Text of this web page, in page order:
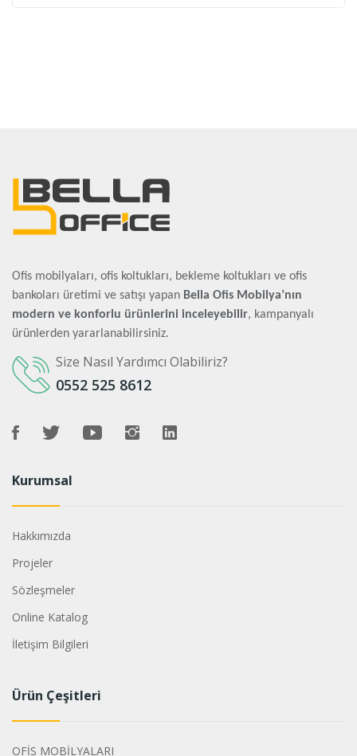
Ofis mobilyaları, ofis koltukları, bekleme koltukları ve ofis
bankoları üretimi ve satışı yapan Bella Ofis Mobilya’nın
modern ve konforlu ürünlerini inceleyebilir, kampanyalı
ürünlerden yararlanabilirsiniz.
Size Nasıl Yardımcı Olabiliriz?
0552 525 8612
Kurumsal
Hakkımızda
Projeler
Sözleşmeler
Online Katalog
İletişim Bilgileri
Ürün Çeşitleri
OFİS MOBİLYALARI